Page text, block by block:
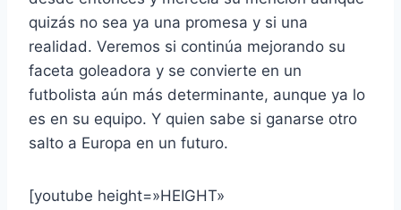
quizás no sea ya una promesa y si una
realidad. Veremos si continúa mejorando su
faceta goleadora y se convierte en un
futbolista aún más determinante, aunque ya lo
es en su equipo. Y quien sabe si ganarse otro
salto a Europa en un futuro.
[youtube height=»HEIGHT»